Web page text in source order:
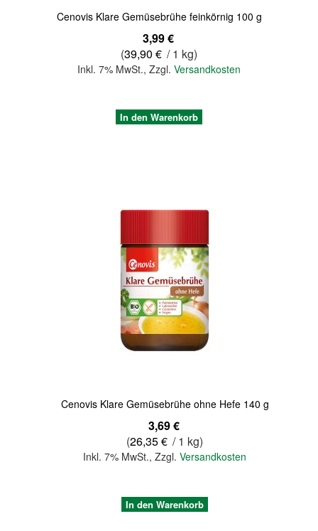
Cenovis Klare Gemüsebrühe feinkörnig 100 g
3,99 €
(39,90 € / 1 kg)
Inkl. 7% MwSt., Zzgl. Versandkosten
In den Warenkorb
Cenovis Klare Gemüsebrühe ohne Hefe 140 g
3,69 €
(26,35 € / 1 kg)
Inkl. 7% MwSt.,Zzgl.Versandkosten
In den Warenkorb